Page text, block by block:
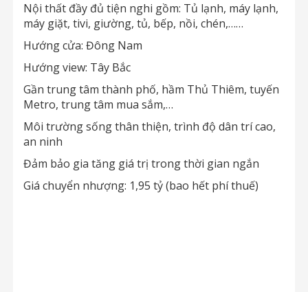
Nội thất đầy đủ tiện nghi gồm: Tủ lạnh, máy lạnh,
máy giặt, tivi, giường, tủ, bếp, nồi, chén,……
Hướng cửa: Đông Nam
Hướng view: Tây Bắc
Gần trung tâm thành phố, hầm Thủ Thiêm, tuyến
Metro, trung tâm mua sắm,…
Môi trường sống thân thiện, trình độ dân trí cao,
an ninh
Đảm bảo gia tăng giá trị trong thời gian ngắn
Giá chuyển nhượng: 1,95 tỷ (bao hết phí thuế)